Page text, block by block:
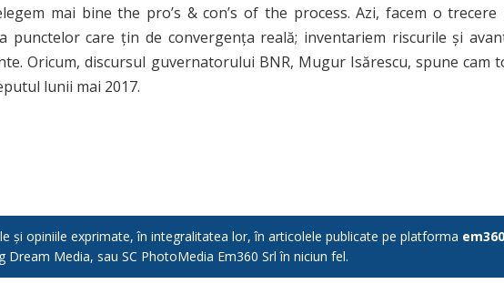
mai bine the pro’s & con’s of the process. Azi, facem o
care țin de convergența reală; inventariem riscurile și
Oricum, discursul guvernatorului BNR, Mugur Isărescu, spune cam
lunii mai 2017.
și opiniile exprimate, în integralitatea lor, în articolele publicate pe platforma
Media, sau SC PhotoMedia Em360 Srl în niciun fel.